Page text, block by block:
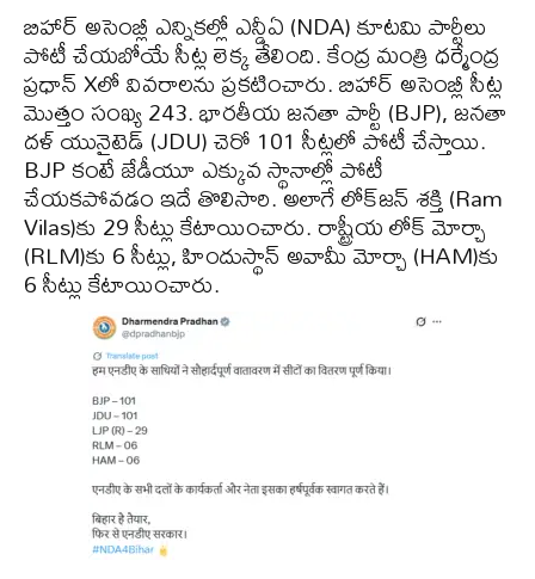
బిహార్ అసెంబ్లీ ఎన్నికల్లో ఎన్డీఏ (NDA) కూటమి పార్టీలు
పోటీ చేయబోయే సీట్ల లెక్క తేలింది. కేంద్ర మంత్రి ధర్మేంద్ర
ప్రధాన్ Xలో వివరాలను ప్రకటించారు. బిహార్ అసెంబ్లీ సీట్ల
మెుత్తం సంఖ్య 243. భారతీయ జనతా పార్టీ (BJP), జనతా
దళ్ యునైటెడ్ (JDU) చెరో 101 సీట్లలో పోటీ చేస్తాయి.
BJP కంటే జేడీయూ ఎక్కువ స్థానాల్లో పోటీ
చేయకపోవడం ఇదే తొలిసారి. అలాగే లోక్‌జన్ శక్తి (Ram
Vilas)కు 29 సీట్లు కేటాయించారు. రాష్ట్రీయ లోక్‌ మోర్చా
(RLM)కు 6 సీట్లు, హిందుస్థాన్ అవామీ మోర్చా (HAM)కు
6 సీట్లు కేటాయించారు.